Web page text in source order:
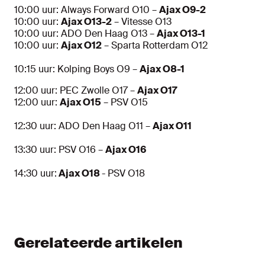
10:00 uur: Always Forward O10 –Ajax O9-2
10:00 uur: Ajax O13-2– Vitesse O13
10:00 uur: ADO Den Haag O13 –Ajax O13-1
10:00 uur: Ajax O12– Sparta Rotterdam O12
10:15 uur: Kolping Boys O9 –Ajax O8-1
12:00 uur: PEC Zwolle O17 –Ajax O17
12:00 uur: Ajax O15 – PSV O15
12:30 uur: ADO Den Haag O11 –Ajax O11
13:30 uur: PSV O16 –Ajax O16
14:30 uur:Ajax O18- PSV O18
Gerelateerde artikelen